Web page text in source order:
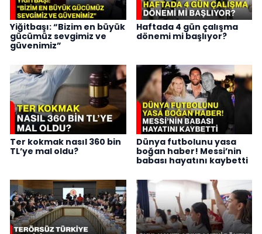
Yiğitbaşı: “Bizim en büyük
gücümüz sevgimiz ve
güvenimiz”
Haftada 4 gün çalışma
dönemi mi başlıyor?
Ter kokmak nasıl 360 bin
TL’ye mal oldu?
Dünya futbolunu yasa
boğan haber! Messi’nin
babası hayatını kaybetti